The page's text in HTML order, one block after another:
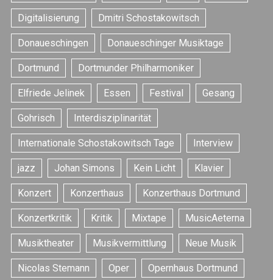
Digitalisierung Dmitri Schostakowitsch
Donaueschingen Donaueschinger Musiktage
Dortmund Dortmunder Philharmoniker
Elfriede Jelinek Essen Festival Gesang
Gohrisch Interdisziplinarität
Internationale Schostakowitsch Tage Interview
jazz Johan Simons Kein Licht Klavier
Konzert Konzerthaus Konzerthaus Dortmund
Konzertkritik Kritik Mixtape MusicAeterna
Musiktheater Musikvermittlung Neue Musik
Nicolas Stemann Oper Opernhaus Dortmund